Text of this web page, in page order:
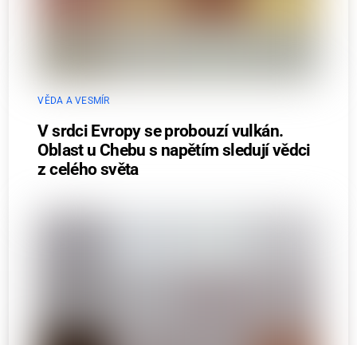
VĚDA A VESMÍR
V srdci Evropy se probouzí vulkán.
Oblast u Chebu s napětím sledují vědci
z celého světa